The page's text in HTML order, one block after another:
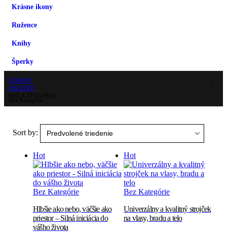
Krásne ikony
Ružence
Knihy
Šperky
DOMOV
OBCHOD
Sort by:
Hot
Bez Kategórie
Hlbšie ako nebo, väčšie ako
priestor – Silná iniciácia do
vášho života
Hot
Bez Kategórie
Univerzálny a kvalitný strojček
na vlasy, bradu a telo